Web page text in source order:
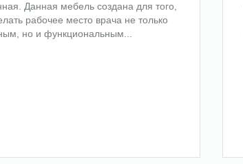
Данная мебель создана для того,
рабочее место врача не только
но и функциональным...